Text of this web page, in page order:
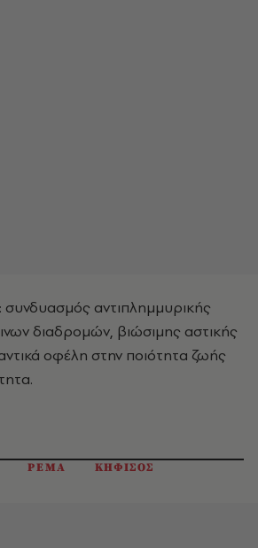
: συνδυασμός αντιπλημμυρικής
διαδρομών, βιώσιμης αστικής
οφέλη στην ποιότητα ζωής
ΡΕΜΑ ΚΗΦΙΣΟΣ